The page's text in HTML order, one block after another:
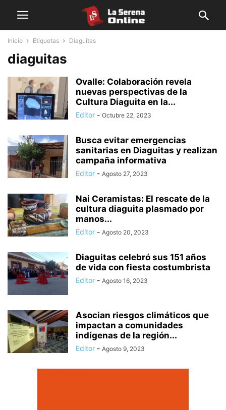
Inicio Etiquetas Diaguitas
diaguitas
Ovalle: Colaboración revela
nuevas perspectivas de la
Cultura Diaguita en la...
Editor - Octubre 22, 2023
Busca evitar emergencias
sanitarias en Diaguitas y realizan
campaña informativa
Editor - Agosto 27, 2023
Nai Ceramistas: El rescate de la
cultura diaguita plasmado por
manos...
Editor - Agosto 20, 2023
Diaguitas celebró sus 151 años
de vida con fiesta costumbrista
Editor - Agosto 16, 2023
Asocian riesgos climáticos que
impactan a comunidades
indígenas de la región...
Editor - Agosto 9, 2023